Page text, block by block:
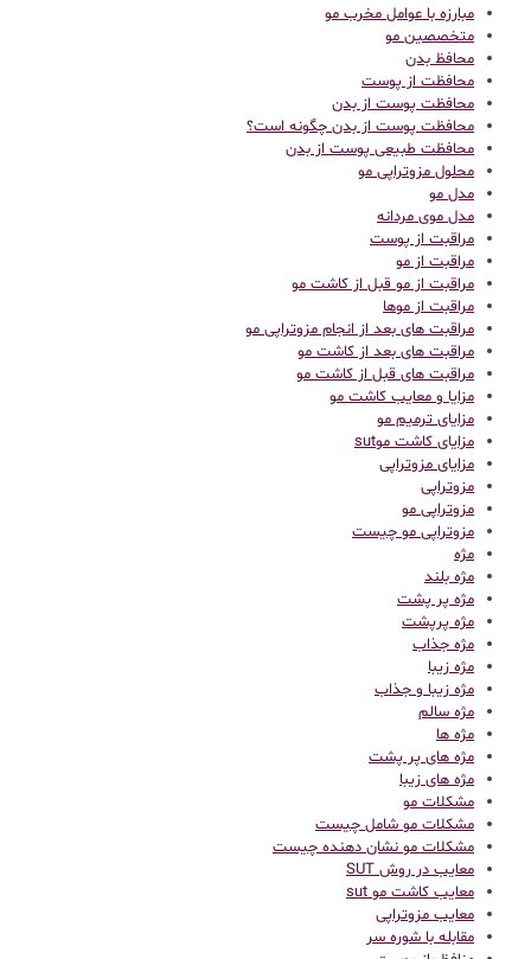
مبارزه با عوامل مخرب مو
متخصصین مو
محافظ بدن
محافظت از پوست
محافظت پوست از بدن
محافظت پوست از بدن چگونه است؟
محافظت طبیعی پوست از بدن
محلول مزوتراپی مو
مدل مو
مدل موی مردانه
مراقبت از پوست
مراقبت از مو
مراقبت از مو قبل از کاشت مو
مراقبت از موها
مراقبت های بعد از انجام مزوتراپی مو
مراقبت های بعد از کاشت مو
مراقبت های قبل از کاشت مو
مزایا و معایب کاشت مو
مزایای ترمیم مو
مزایای کاشت موsut
مزایای مزوتراپی
مزوتراپی
مزوتراپی مو
مزوتراپی مو چیست
مژه
مژه بلند
مژه پر پشت
مژه پرپشت
مژه جذاب
مژه زیبا
مژه زیبا و جذاب
مژه سالم
مژه ها
مژه های پر پشت
مژه های زیبا
مشکلات مو
مشکلات مو شامل چیست
مشکلات مو نشان دهنده چیست
معایب در روش SUT
معایب کاشت مو sut
معایب مزوتراپی
مقابله با شوره سر